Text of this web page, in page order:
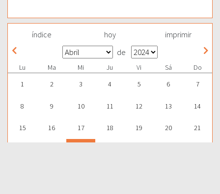
índice hoy imprimir
de
Lu Ma Mi Ju Vi Sá
Do
1
2 3 4 5 6 7
8 9 10 11 12 13 14
15 16 17 18 19 20 21